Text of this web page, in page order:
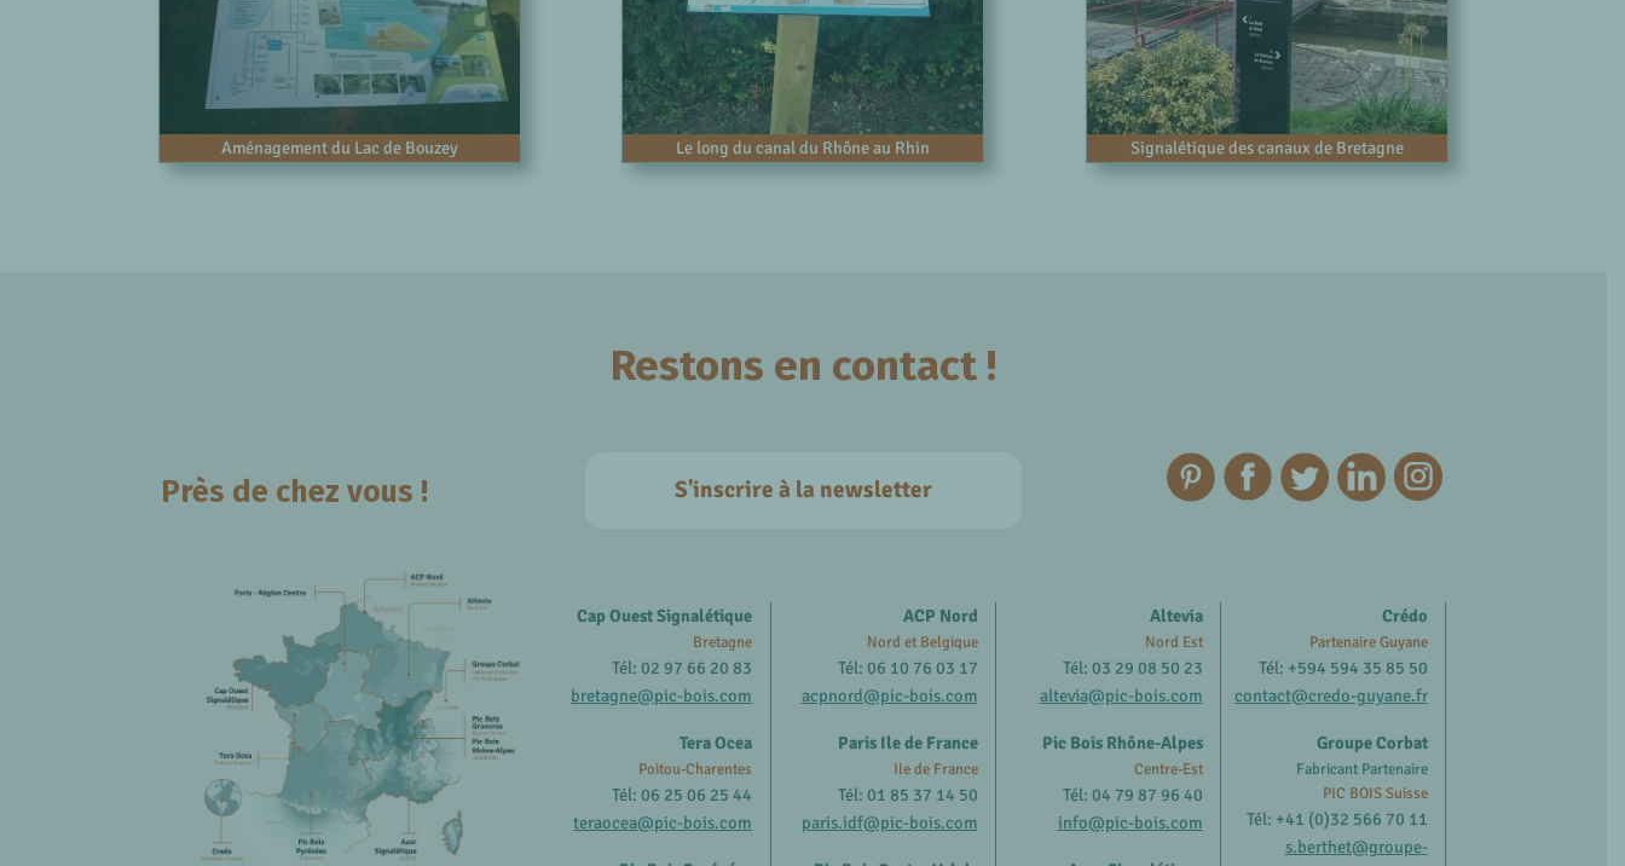
Aménagement du Lac de Bouzey Le long du canal du Rhône au Rhin Signalétique des canaux de Bretagne
Restons en contact !
S'inscrire à la newsletter
Près de chez vous !
Cap Ouest Signalétique
Bretagne
Tél: 02 97 66 20 83
bretagne@pic-bois.com
Tera Ocea
Poitou-Charentes
Tél: 06 25 06 25 44
teraocea@pic-bois.com
ACP Nord
Nord et Belgique
Tél: 06 10 76 03 17
acpnord@pic-bois.com
Paris Ile de France
Ile de France
Tél: 01 85 37 14 50
paris.idf@pic-bois.com
Altevia
Nord Est
Tél: 03 29 08 50 23
altevia@pic-bois.com
Pic Bois Rhône-Alpes
Centre-Est
Tél: 04 79 87 96 40
info@pic-bois.com
Crédo
Partenaire Guyane
Tél: +594 594 35 85 50
contact@credo-guyane.fr
Groupe Corbat
Fabricant Partenaire
PIC BOIS Suisse
Tél: +41 (0)32 566 70 11
s.berthet@groupe-